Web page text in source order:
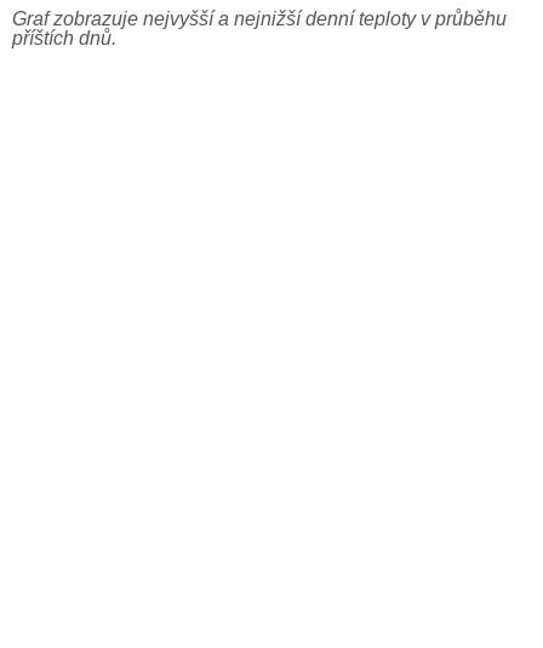
Graf zobrazuje nejvyšší a nejnižší denní teploty v průběhu
příštích dnů.